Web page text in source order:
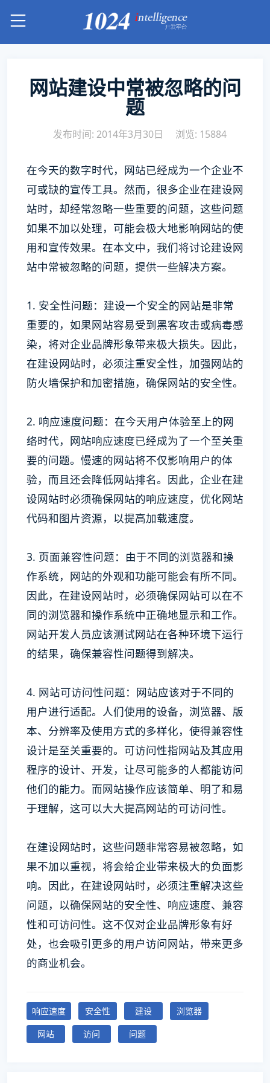
网站建设中常被忽略的问
题
发布时间: 2014年3月30日 浏览: 15884
在今天的数字时代，网站已经成为一个企业不
可或缺的宣传工具。然而，很多企业在建设网
站时，却经常忽略一些重要的问题，这些问题
如果不加以处理，可能会极大地影响网站的使
用和宣传效果。在本文中，我们将讨论建设网
站中常被忽略的问题，提供一些解决方案。
1. 安全性问题：建设一个安全的网站是非常
重要的，如果网站容易受到黑客攻击或病毒感
染，将对企业品牌形象带来极大损失。因此，
在建设网站时，必须注重安全性，加强网站的
防火墙保护和加密措施，确保网站的安全性。
2. 响应速度问题：在今天用户体验至上的网
络时代，网站响应速度已经成为了一个至关重
要的问题。慢速的网站将不仅影响用户的体
验，而且还会降低网站排名。因此，企业在建
设网站时必须确保网站的响应速度，优化网站
代码和图片资源，以提高加载速度。
3. 页面兼容性问题：由于不同的浏览器和操
作系统，网站的外观和功能可能会有所不同。
因此，在建设网站时，必须确保网站可以在不
同的浏览器和操作系统中正确地显示和工作。
网站开发人员应该测试网站在各种环境下运行
的结果，确保兼容性问题得到解决。
4. 网站可访问性问题：网站应该对于不同的
用户进行适配。人们使用的设备，浏览器、版
本、分辨率及使用方式的多样化，使得兼容性
设计是至关重要的。可访问性指网站及其应用
程序的设计、开发，让尽可能多的人都能访问
他们的能力。而网站操作应该简单、明了和易
于理解，这可以大大提高网站的可访问性。
在建设网站时，这些问题非常容易被忽略，如
果不加以重视，将会给企业带来极大的负面影
响。因此，在建设网站时，必须注重解决这些
问题，以确保网站的安全性、响应速度、兼容
性和可访问性。这不仅对企业品牌形象有好
处，也会吸引更多的用户访问网站，带来更多
的商业机会。
响应速度 安全性 建设
浏览器
网站
访问 问题